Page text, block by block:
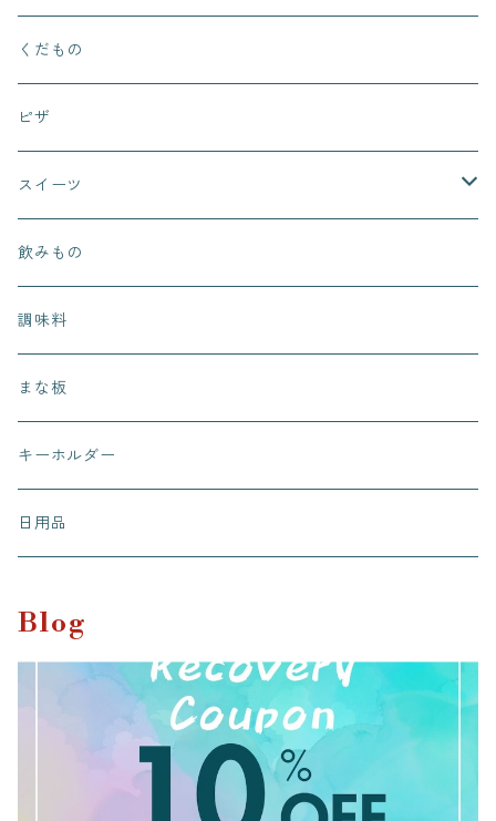
くだもの
ピザ
スイーツ
まぁるいお月さん
ピノッキオデリ
桜カフェ
有田有為堂
飲みもの
調味料
まな板
キーホルダー
日用品
Blog